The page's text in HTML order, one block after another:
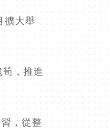
擴大舉
，推進
，從整